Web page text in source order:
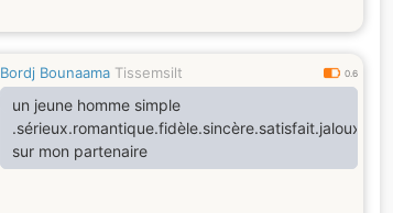
Bordj Bounaama Tissemsilt 0.6
un jeune homme simple
.sérieux.romantique.fidèle.sincère.satisfait.jaloux
sur mon partenaire